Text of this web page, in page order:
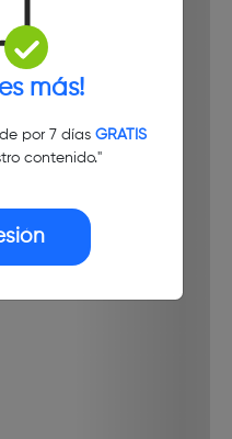
más!
por 7 días GRATIS
contenido."